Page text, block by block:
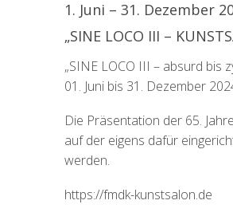
1. Juni – 31. Dezember
„SINE LOCO III –
„SINE LOCO III – absurd bis
01. Juni bis 31. Dezember
Die Präsentation der 65.
auf der eigens dafür
werden.
https://fmdk-kunstsalon.de